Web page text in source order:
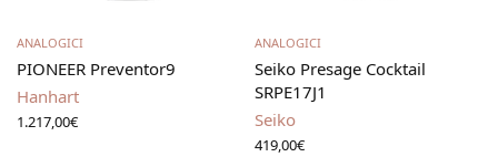
ANALOGICI
PIONEER Preventor9
Hanhart
1.217,00€
ANALOGICI
Seiko Presage Cocktail
SRPE17J1
Seiko
419,00€